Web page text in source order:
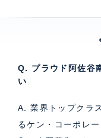
Q. プラウド阿佐谷
い
A. 業界トップクラ
るケン・コーポレ